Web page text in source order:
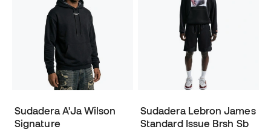
Sudadera A'Ja Wilson
Signature
Sudadera Lebron James
Standard Issue Brsh Sb